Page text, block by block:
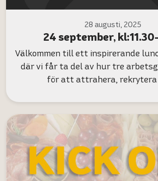
28 augusti, 2025
24 september,
Välkommen till ett inspirerande
där vi får ta del av hur tre
för att attrahera, rekrytera